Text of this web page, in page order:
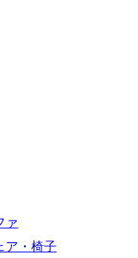
ァ
ア・椅子
追加できます